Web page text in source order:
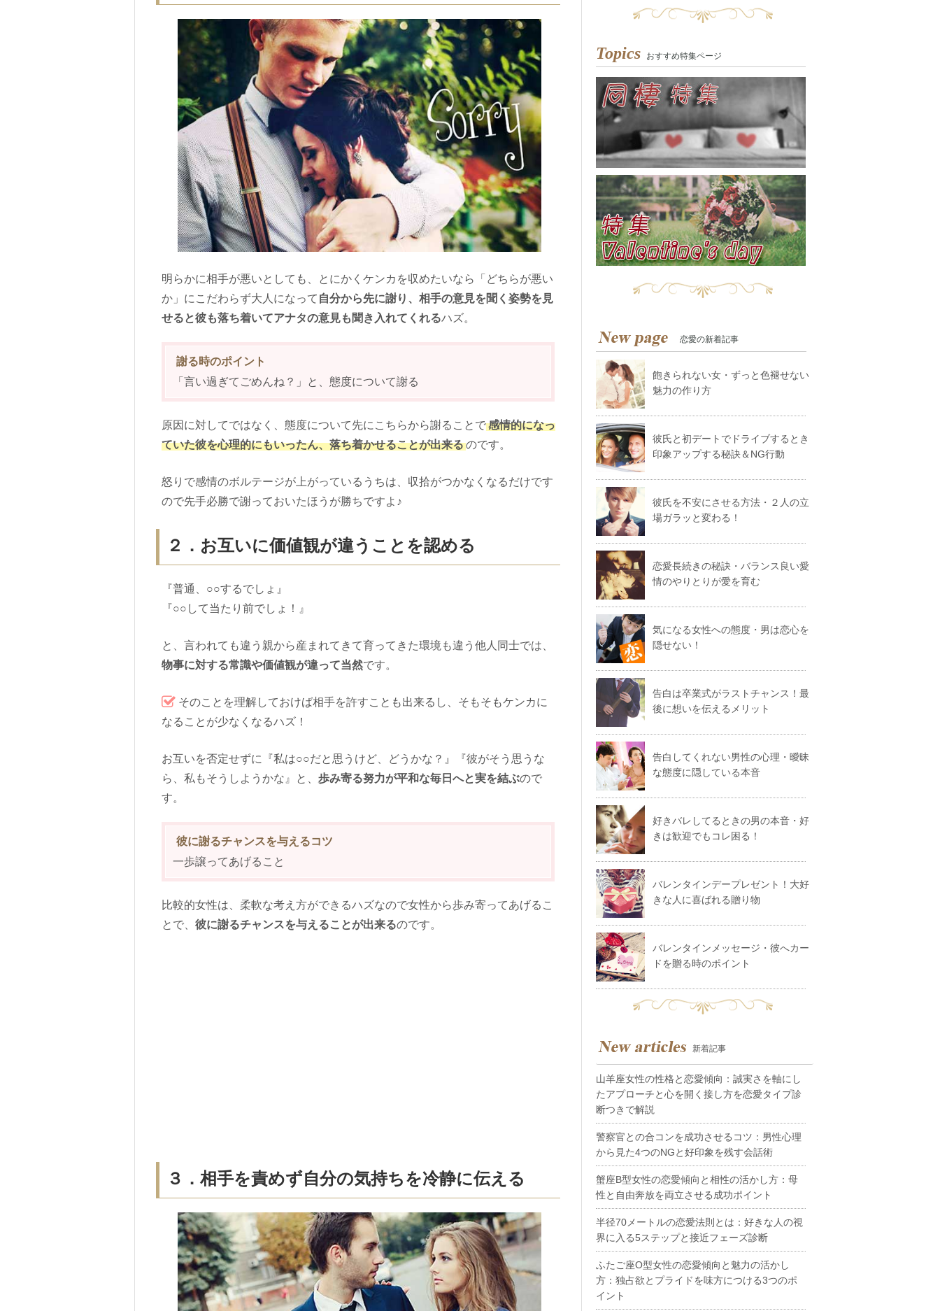
明らかに相手が悪いとしても、とにかくケンカを収めたいなら「どちらが悪い
か」にこだわらず大人になって 自分から先に謝り、相手の意見を聞く姿勢を見
せると彼も落ち着いてアナタの意見も聞き入れてくれるハズ。
謝る時のポイント
「言い過ぎてごめんね？」と、態度について謝る
原因に対してではなく、態度について先にこちらから謝ることで感情的になっ
ていた彼を心理的にもいったん、落ち着かせることが出来るのです。
怒りで感情のボルテージが上がっているうちは、収拾がつかなくなるだけです
ので先手必勝で謝っておいたほうが勝ちですよ♪
２．お互いに価値観が違うことを認める
『普通、○○するでしょ』
『○○して当たり前でしょ！』
と、言われても違う親から産まれてきて育ってきた環境も違う他人同士では、
物事に対する常識や価値観が違って当然です。
そのことを理解しておけば相手を許すことも出来るし、そもそもケンカに
なることが少なくなるハズ！
お互いを否定せずに『私は○○だと思うけど、どうかな？』『彼がそう思うな
ら、私もそうしようかな』と、 歩み寄る努力が平和な毎日へと実を結ぶので
す。
彼に謝るチャンスを与えるコツ
一歩譲ってあげること
比較的女性は、柔軟な考え方ができるハズなので女性から歩み寄ってあげるこ
とで、 彼に謝るチャンスを与えることが出来るのです。
３．相手を責めず自分の気持ちを冷静に伝える
Topics おすすめ特集ページ
恋愛の新着記事
飽きられない女・ずっと色褪せない
魅力の作り方
彼氏と初デートでドライブするとき
印象アップする秘訣＆NG行動
彼氏を不安にさせる方法・２人の立
場ガラッと変わる！
恋愛長続きの秘訣・バランス良い愛
情のやりとりが愛を育む
気になる女性への態度・男は恋心を
隠せない！
告白は卒業式がラストチャンス！最
後に想いを伝えるメリット
告白してくれない男性の心理・曖昧
な態度に隠している本音
好きバレしてるときの男の本音・好
きは歓迎でもコレ困る！
バレンタインデープレゼント！大好
きな人に喜ばれる贈り物
バレンタインメッセージ・彼へカー
ドを贈る時のポイント
新着記事
山羊座女性の性格と恋愛傾向：誠実さを軸にし
たアプローチと心を開く接し方を恋愛タイプ診
断つきで解説
警察官との合コンを成功させるコツ：男性心理
から見た4つのNGと好印象を残す会話術
蟹座B型女性の恋愛傾向と相性の活かし方：母
性と自由奔放を両立させる成功ポイント
半径70メートルの恋愛法則とは：好きな人の視
界に入る5ステップと接近フェーズ診断
ふたご座O型女性の恋愛傾向と魅力の活かし
方：独占欲とプライドを味方につける3つのポ
イント